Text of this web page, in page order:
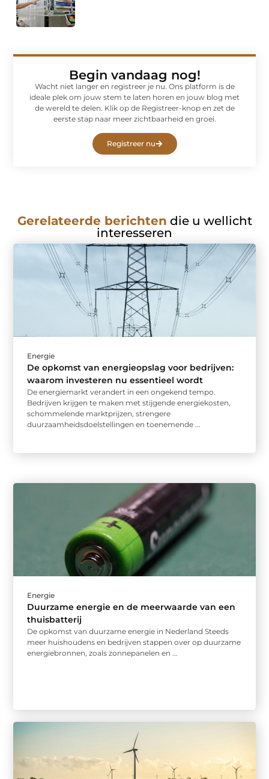
Begin vandaag nog!
Wacht niet langer en registreer je nu. Ons platform is de
ideale plek om jouw stem te laten horen en jouw blog met
de wereld te delen. Klik op de Registreer-knop en zet de
eerste stap naar meer zichtbaarheid en groei.
Registreer nu
Gerelateerde berichten die u wellicht
interesseren
Energie
De opkomst van energieopslag voor bedrijven:
waarom investeren nu essentieel wordt
De energiemarkt verandert in een ongekend tempo.
Bedrijven krijgen te maken met stijgende energiekosten,
schommelende marktprijzen, strengere
duurzaamheidsdoelstellingen en toenemende ...
Energie
Duurzame energie en de meerwaarde van een
thuisbatterij
De opkomst van duurzame energie in Nederland Steeds
meer huishoudens en bedrijven stappen over op duurzame
energiebronnen, zoals zonnepanelen en ...